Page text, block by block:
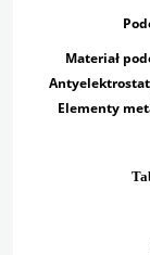
Materiał
Elementy